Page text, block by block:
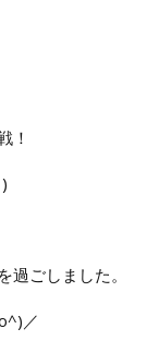
！
ごしました。
／